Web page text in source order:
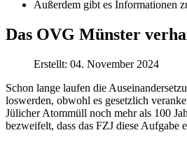
Außerdem gibt es Informationen
Das OVG Münster
Erstellt: 04. November 2024
Schon lange laufen die
loswerden, obwohl es gesetzlich
Jülicher Atommüll noch mehr als 100
bezweifelt, dass das FZJ diese